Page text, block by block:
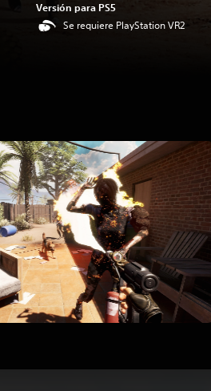
Versión para PS5
Se requiere PlayStation VR2